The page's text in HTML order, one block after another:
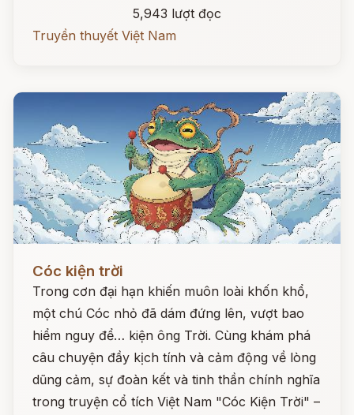
5,943 lượt đọc
Truyền thuyết Việt Nam
Cóc kiện trời
Trong cơn đại hạn khiến muôn loài khốn khổ,
một chú Cóc nhỏ đã dám đứng lên, vượt bao
hiểm nguy để… kiện ông Trời. Cùng khám phá
câu chuyện đầy kịch tính và cảm động về lòng
dũng cảm, sự đoàn kết và tinh thần chính nghĩa
trong truyện cổ tích Việt Nam "Cóc Kiện Trời" –